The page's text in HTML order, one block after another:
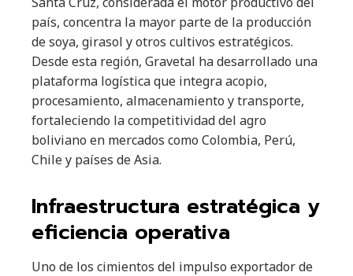
país, concentra la mayor parte de la producción
de soya, girasol y otros cultivos estratégicos.
Desde esta región, Gravetal ha desarrollado una
plataforma logística que integra acopio,
procesamiento, almacenamiento y transporte,
fortaleciendo la competitividad del agro
boliviano en mercados como Colombia, Perú,
Chile y países de Asia.
Infraestructura estratégica y
eficiencia operativa
Uno de los cimientos del impulso exportador de